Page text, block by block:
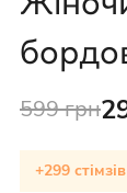
599 грн
+299 стімзів